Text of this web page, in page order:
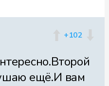
+102
ещё.И вам